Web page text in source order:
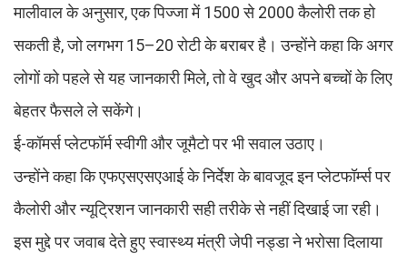
मालीवाल के अनुसार, एक पिज्जा में 1500 से 2000 कैलोरी तक हो
सकती है, जो लगभग 15–20 रोटी के बराबर है। उन्होंने कहा कि अगर
लोगों को पहले से यह जानकारी मिले, तो वे खुद और अपने बच्चों के लिए
बेहतर फैसले ले सकेंगे।
ई-कॉमर्स प्लेटफॉर्म स्वीगी और जूमैटो पर भी सवाल उठाए।
उन्होंने कहा कि एफएसएसएआई के निर्देश के बावजूद इन प्लेटफॉर्म्स पर
कैलोरी और न्यूट्रिशन जानकारी सही तरीके से नहीं दिखाई जा रही।
इस मुद्दे पर जवाब देते हुए स्वास्थ्य मंत्री जेपी नड्डा ने भरोसा दिलाया